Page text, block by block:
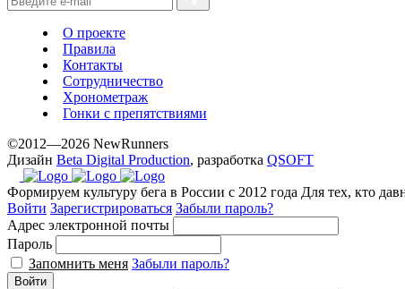
О проекте
Правила
Контакты
Сотрудничество
Хронометраж
Гонки с препятствиями
©2012—2026 NewRunners
Дизайн Beta Digital Production, разработка QSOFT
Формируем культуру бега в России с 2012 года Для тех, кто
Войти Зарегистрироваться Забыли пароль?
Адрес электронной почты
Пароль
Запомнить меня Забыли пароль?
Войти